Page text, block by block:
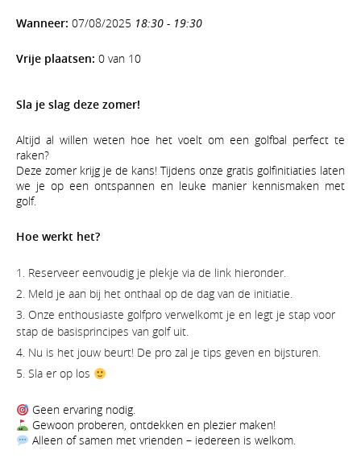
Wanneer: 07/08/2025 18:30 - 19:30
Vrije plaatsen: 0 van 10
Sla je slag deze zomer!
Altijd al willen weten hoe het voelt om een golfbal perfect te
raken?
Deze zomer krijg je de kans! Tijdens onze gratis golfinitiaties laten
we je op een ontspannen en leuke manier kennismaken met
golf.
Hoe werkt het?
Reserveer eenvoudig je plekje via de link hieronder.
Meld je aan bij het onthaal op de dag van de initiatie.
Onze enthousiaste golfpro verwelkomt je en legt je stap voor
stap de basisprincipes van golf uit.
Nu is het jouw beurt! De pro zal je tips geven en bijsturen.
Sla er op los
Geen ervaring nodig.
Gewoon proberen, ontdekken en plezier maken!
Alleen of samen met vrienden – iedereen is welkom.